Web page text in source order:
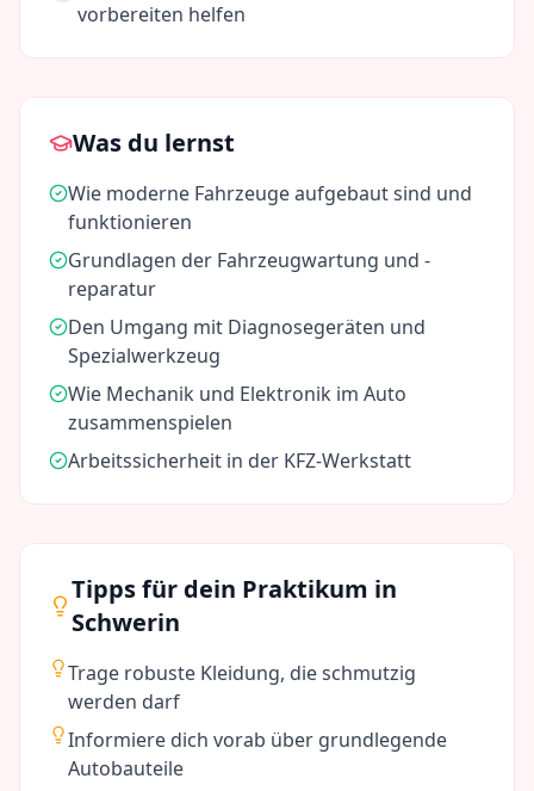
vorbereiten helfen
Was du lernst
Wie moderne Fahrzeuge aufgebaut sind und
funktionieren
Grundlagen der Fahrzeugwartung und -
reparatur
Den Umgang mit Diagnosegeräten und
Spezialwerkzeug
Wie Mechanik und Elektronik im Auto
zusammenspielen
Arbeitssicherheit in der KFZ-Werkstatt
Tipps für dein Praktikum in
Schwerin
Trage robuste Kleidung, die schmutzig
werden darf
Informiere dich vorab über grundlegende
Autobauteile